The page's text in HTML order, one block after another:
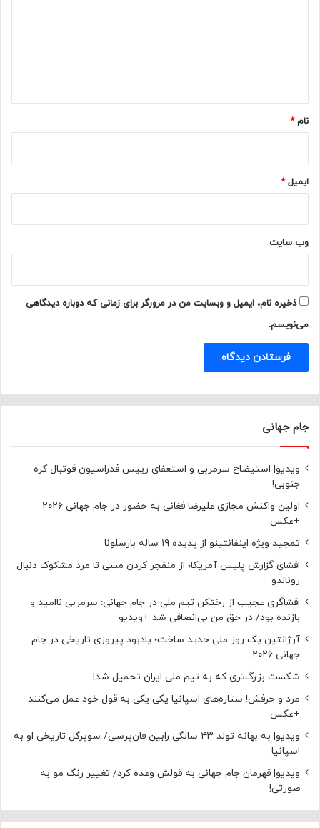
نام*
ایمیل*
وب‌ سایت
ذخیره نام، ایمیل و وبسایت من در مرورگر برای زمانی که دوباره دیدگاهی
می‌نویسم.
جام جهانی
ویدیو| استیضاح سرمربی و استعفای رییس فدراسیون فوتبال کره
جنوبی!
اولین واکنش مجازی علیرضا فغانی به حضور در جام جهانی ۲۰۲۶
+عکس
تمجید ویژه اینفانتینو از پدیده ۱۹ ساله بارسلونا
افشای گزارش پلیس آمریکا؛ از منفجر کردن مسی تا مرد مشکوک دنبال
رونالدو
افشاگری عجیب از رختکن تیم ملی در جام جهانی: سرمربی ناامید و
بازنده بود/ در حق من بی‌انصافی شد +ویدیو
آرژانتین یک روز ملی جدید ساخت؛ یادبود پیروزی تاریخی در جام
جهانی ۲۰۲۶
شکست بزرگ‌تری که به تیم ملی ایران تحمیل شد!
مرد و حرفش! ستاره‌های اسپانیا یکی یکی به قول خود عمل می‌کنند
+عکس
ویدیو| به بهانه تولد ۴۳ سالگی رابین فان‌پرسی/ سوپرگل تاریخی او به
اسپانیا
ویدیو| قهرمان جام جهانی به قولش وعده کرد/ تغییر رنگ مو به
صورتی!